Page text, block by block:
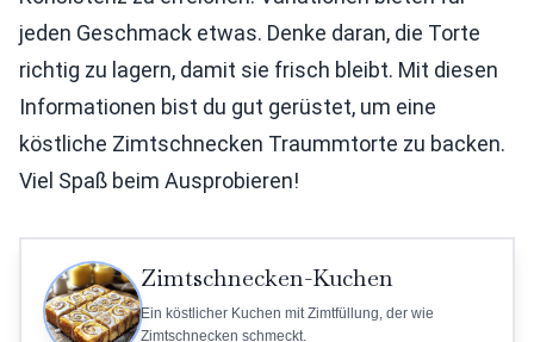
jeden Geschmack etwas. Denke daran, die Torte
richtig zu lagern, damit sie frisch bleibt. Mit diesen
Informationen bist du gut gerüstet, um eine
köstliche Zimtschnecken Traummtorte zu backen.
Viel Spaß beim Ausprobieren!
Zimtschnecken-Kuchen
Ein köstlicher Kuchen mit Zimtfüllung, der wie
Zimtschnecken schmeckt.